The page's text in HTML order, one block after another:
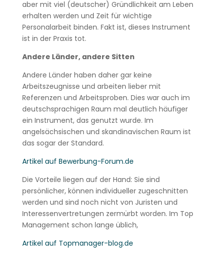
aber mit viel (deutscher) Gründlichkeit am Leben
erhalten werden und Zeit für wichtige
Personalarbeit binden. Fakt ist, dieses Instrument
ist in der Praxis tot.
Andere Länder, andere Sitten
Andere Länder haben daher gar keine
Arbeitszeugnisse und arbeiten lieber mit
Referenzen und Arbeitsproben. Dies war auch im
deutschsprachigen Raum mal deutlich häufiger
ein Instrument, das genutzt wurde. Im
angelsächsischen und skandinavischen Raum ist
das sogar der Standard.
Artikel auf Bewerbung-Forum.de
Die Vorteile liegen auf der Hand: Sie sind
persönlicher, können individueller zugeschnitten
werden und sind noch nicht von Juristen und
Interessenvertretungen zermürbt worden. Im Top
Management schon lange üblich,
Artikel auf Topmanager-blog.de